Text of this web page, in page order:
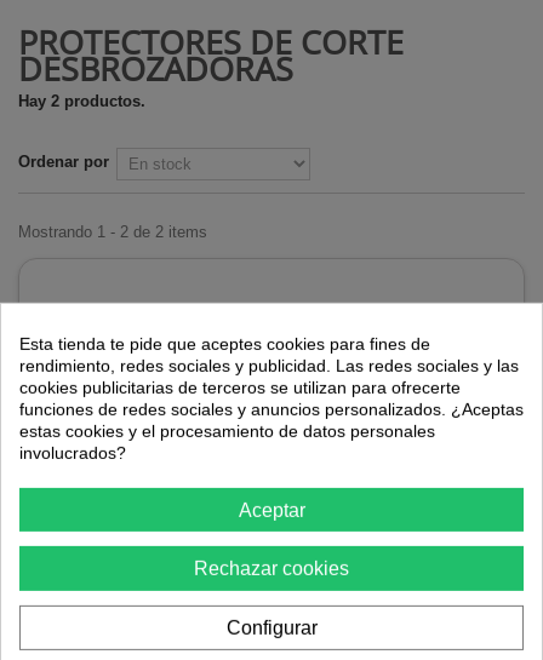
PROTECTORES DE CORTE
DESBROZADORAS
Hay 2 productos.
Ordenar por
Mostrando 1 - 2 de 2 items
Portacuchilla protector de desbrozadora Avalon
GB508A32
Esta tienda te pide que aceptes cookies para fines de
rendimiento, redes sociales y publicidad. Las redes sociales y las
cookies publicitarias de terceros se utilizan para ofrecerte
funciones de redes sociales y anuncios personalizados. ¿Aceptas
estas cookies y el procesamiento de datos personales
involucrados?
Aceptar
Rechazar cookies
Configurar